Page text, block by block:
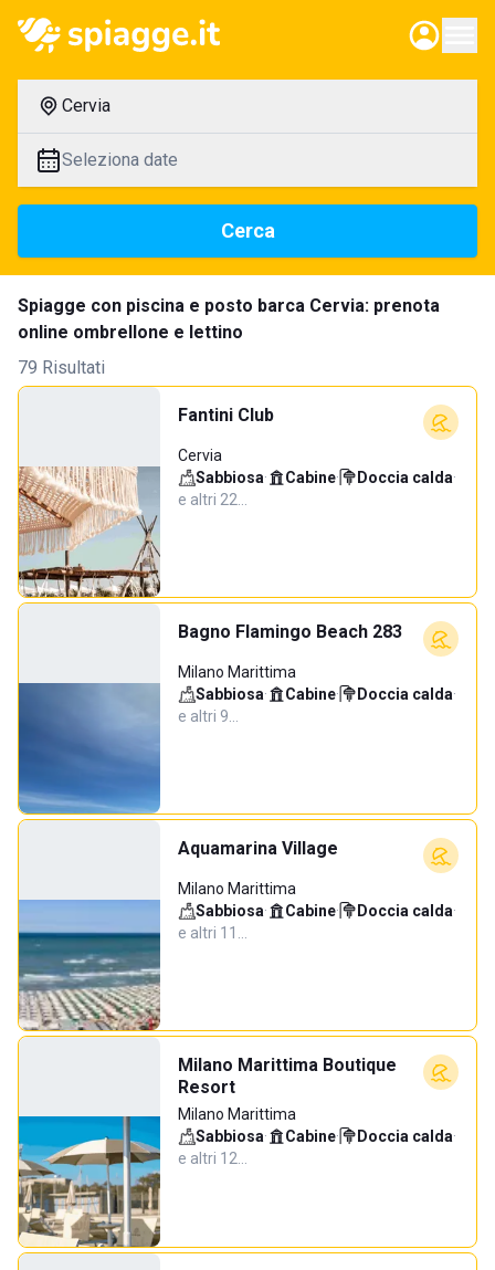
Cervia
Seleziona date
Cerca
Spiagge con piscina e posto barca Cervia: prenota
online ombrellone e lettino
79 Risultati
Fantini Club
Cervia
Sabbiosa· Cabine· Doccia calda·
e altri 22…
Bagno Flamingo Beach 283
Milano Marittima
Sabbiosa· Cabine· Doccia calda·
e altri 9…
Aquamarina Village
Milano Marittima
Sabbiosa· Cabine· Doccia calda·
e altri 11…
Milano Marittima Boutique
Resort
Milano Marittima
Sabbiosa· Cabine· Doccia calda·
e altri 12…